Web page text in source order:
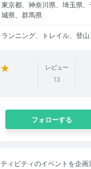
東京都、神奈川県、埼玉県
城県、群馬県
ランニング、トレイル、登
レビュー
13
フォローする
ィビティのイベントを企画